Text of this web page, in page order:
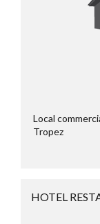
Local
Tropez
HOTEL